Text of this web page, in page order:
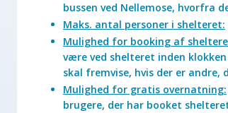
bussen ved Nellemose, hvorfra
Maks. antal personer i shelteret:
Mulighed for booking af
være ved shelteret inden
skal fremvise, hvis der er
Mulighed for gratis overnatning:
brugere, der har booket